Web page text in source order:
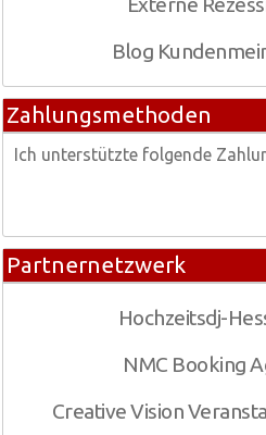
Blog
Zahlungsmethoden
Ich unterstützte folgende
Partnernetzwerk
Hochzeitsdj-
NMC Booking
Creative Vision